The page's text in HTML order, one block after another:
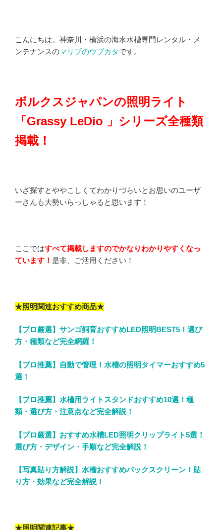
こんにちは。神奈川・横浜の海水水槽専門レンタル・メ
ンテナンスのマリブのウブカタです。
ボルクスジャパンの照明ライト
「Grassy LeDio 」シリーズ全種類
掲載！
いざ探すとややこしくてわかりづらいとお思いのユーザ
ーさんも大勢いらっしゃると思います！
ここではすべて掲載しますのでかなりわかりやすくなっ
ています！ 是非、ご活用ください！
★照明関連おすすめ商品★
【プロ厳選】サンゴ飼育おすすめLED照明BEST5！選び
方・種類など完全網羅！
【プロ推薦】自動で管理！水槽の照明タイマーおすすめ5
選！
【プロ推薦】水槽用ライトスタンドおすすめ10選！種
類・選び方・注意点など完全解説！
【プロ厳選】おすすめ水槽LED照明クリップライト5選！
選び方・デザイン・手順など完全解説！
【写真貼り方解説】水槽おすすめバックスクリーン！貼
り方・効果など完全解説！
★照明関連記事★